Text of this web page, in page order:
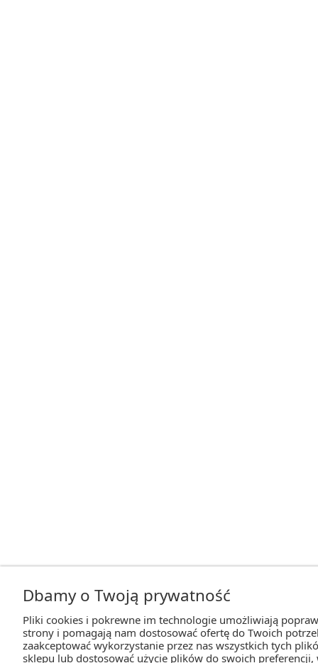
Dbamy o Twoją prywatność
Pliki cookies i pokrewne im technologie umożliwiają
strony i pomagają nam dostosować ofertę do Twoich
zaakceptować wykorzystanie przez nas wszystkich tych
sklepu lub dostosować użycie plików do swoich preferencji,